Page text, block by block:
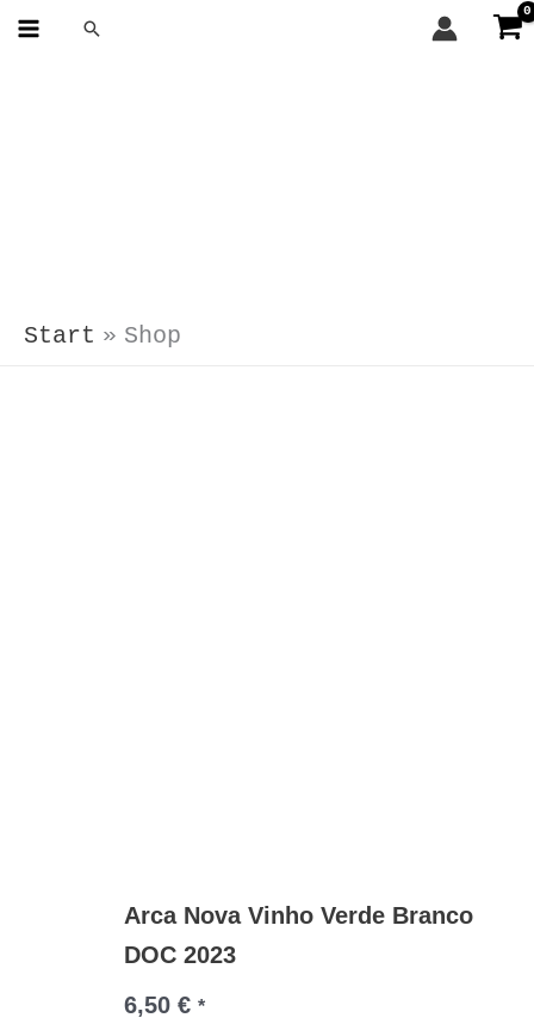
Zum
Suchen
Start Shop
Arca Nova Vinho Verde Branco
DOC 2023
6,50 € *